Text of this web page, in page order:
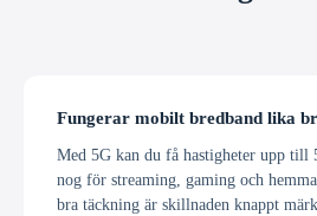
Fungerar mobilt bredband lika
Med 5G kan du få hastigheter upp till
nog för streaming, gaming och
bra täckning är skillnaden knappt